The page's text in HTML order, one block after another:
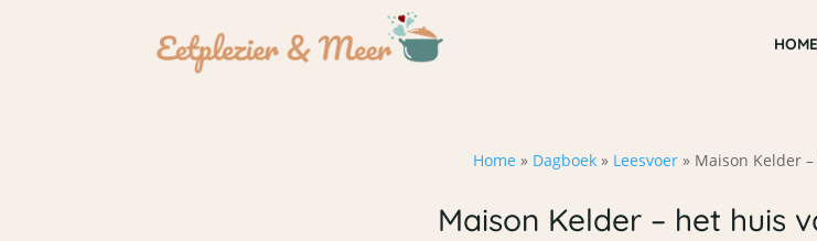
HOME
Home » Dagboek» Leesvoer» Maison Kelder
Maison Kelder – het huis